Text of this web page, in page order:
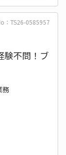
：TS26-0585957
不問！ブ
務